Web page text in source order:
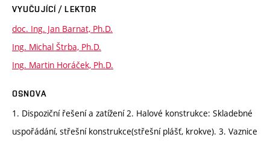
VYUČUJÍCÍ / LEKTOR
doc. Ing. Jan Barnat, Ph.D.
Ing. Michal Štrba, Ph.D.
Ing. Martin Horáček, Ph.D.
OSNOVA
1. Dispoziční řešení a zatížení 2. Halové konstrukce: Skladebné
uspořádání, střešní konstrukce(střešní plášť, krokve). 3. Vaznice